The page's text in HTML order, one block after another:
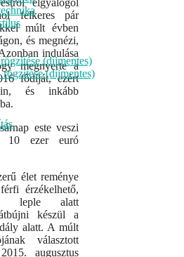
(díjmentes)
(díjmentes)
elgyalogol
felkeres pár
múlt évben
és megnézi,
indulása
megnyerte a
fődíját, ezért
és inkább
este veszi
10 ezer euró
élet reménye
érzékelhető,
leple alatt
készül a
alatt. A múlt
választott
augusztus